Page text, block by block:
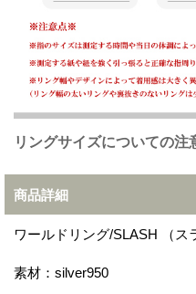
リングサイズについての注
商品詳細
ワールドリング/SLASH （ス
素材：silver950